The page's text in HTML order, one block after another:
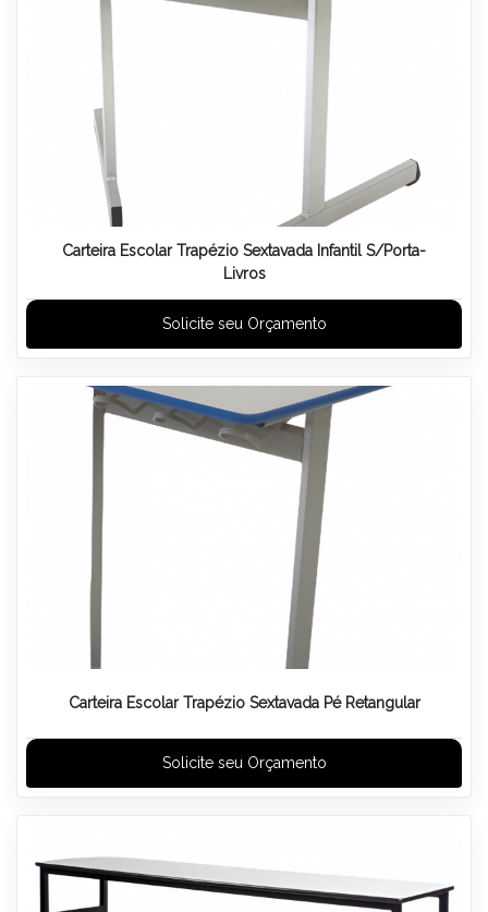
Carteira Escolar Trapézio Sextavada Infantil S/Porta-
Livros
Solicite seu Orçamento
Carteira Escolar Trapézio Sextavada Pé Retangular
Solicite seu Orçamento